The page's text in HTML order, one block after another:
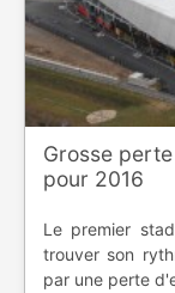
Grosse
pour 2016
Le premier
trouver son
par une perte